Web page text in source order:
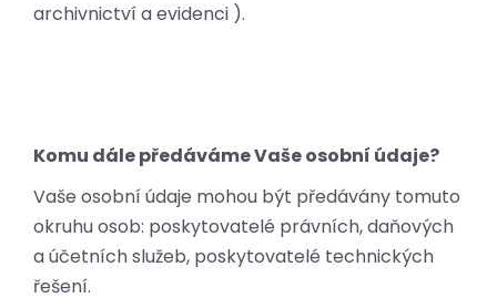
archivnictví a evidenci ).
Komu dále předáváme Vaše osobní údaje?
Vaše osobní údaje mohou být předávány tomuto
okruhu osob: poskytovatelé právních, daňových
a účetních služeb, poskytovatelé technických
řešení.